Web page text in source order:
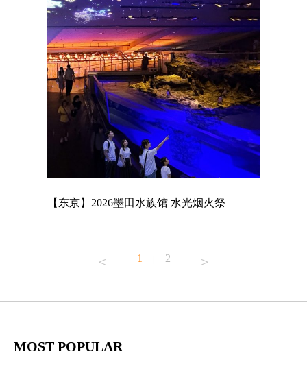
【东京】2026墨田水族馆 水光烟火祭
1 | 2
MOST POPULAR